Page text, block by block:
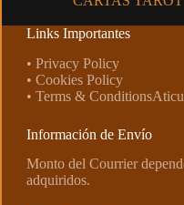
Links Importantes
• Privacy Policy
• Cookies Policy
• Terms &
Información de Envío
Monto del Courrier
adquiridos.